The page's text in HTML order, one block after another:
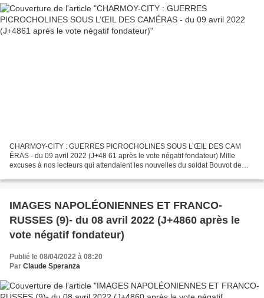
CHARMOY-CITY : GUERRES PICROCHOLINES SOUS L’ŒIL DES CAM
ÉRAS - du 09 avril 2022 (J+48 61 après le vote négatif fondateur) Mille
excuses à nos lecteurs qui attendaient les nouvelles du soldat Bouvot de
IMAGES NAPOLÉONIENNES ET FRANCO-
RUSSES (9)- du 08 avril 2022 (J+4860 après le
vote négatif fondateur)
Publié le 08/04/2022 à 08:20
Par Claude Speranza